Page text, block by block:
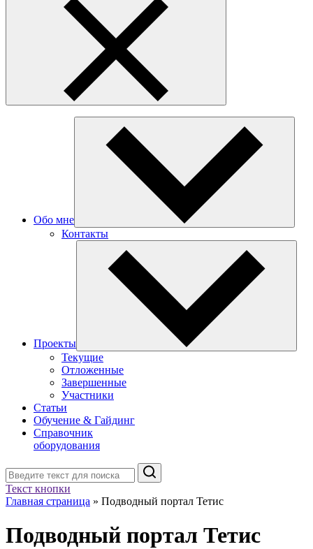
Обо мне
Контакты
Проекты
Текущие
Отложенные
Завершенные
Участники
Статьи
Обучение & Гайдинг
Справочник
оборудования
Поиск
Текст кнопки
Главная страница » Подводный портал Тетис
Подводный портал Тетис